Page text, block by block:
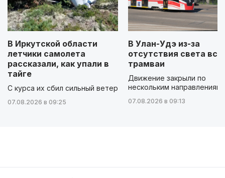
В Иркутской области
летчики самолета
рассказали, как упали в
тайге
С курса их сбил сильный ветер
07.08.2026 в 09:25
В Улан-Удэ из-за
отсутствия света
трамваи
Движение закрыли по
нескольким направлениям
07.08.2026 в 09:13